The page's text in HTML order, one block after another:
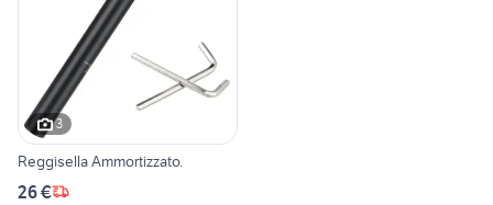
3
Reggisella Ammortizzato.
26 €